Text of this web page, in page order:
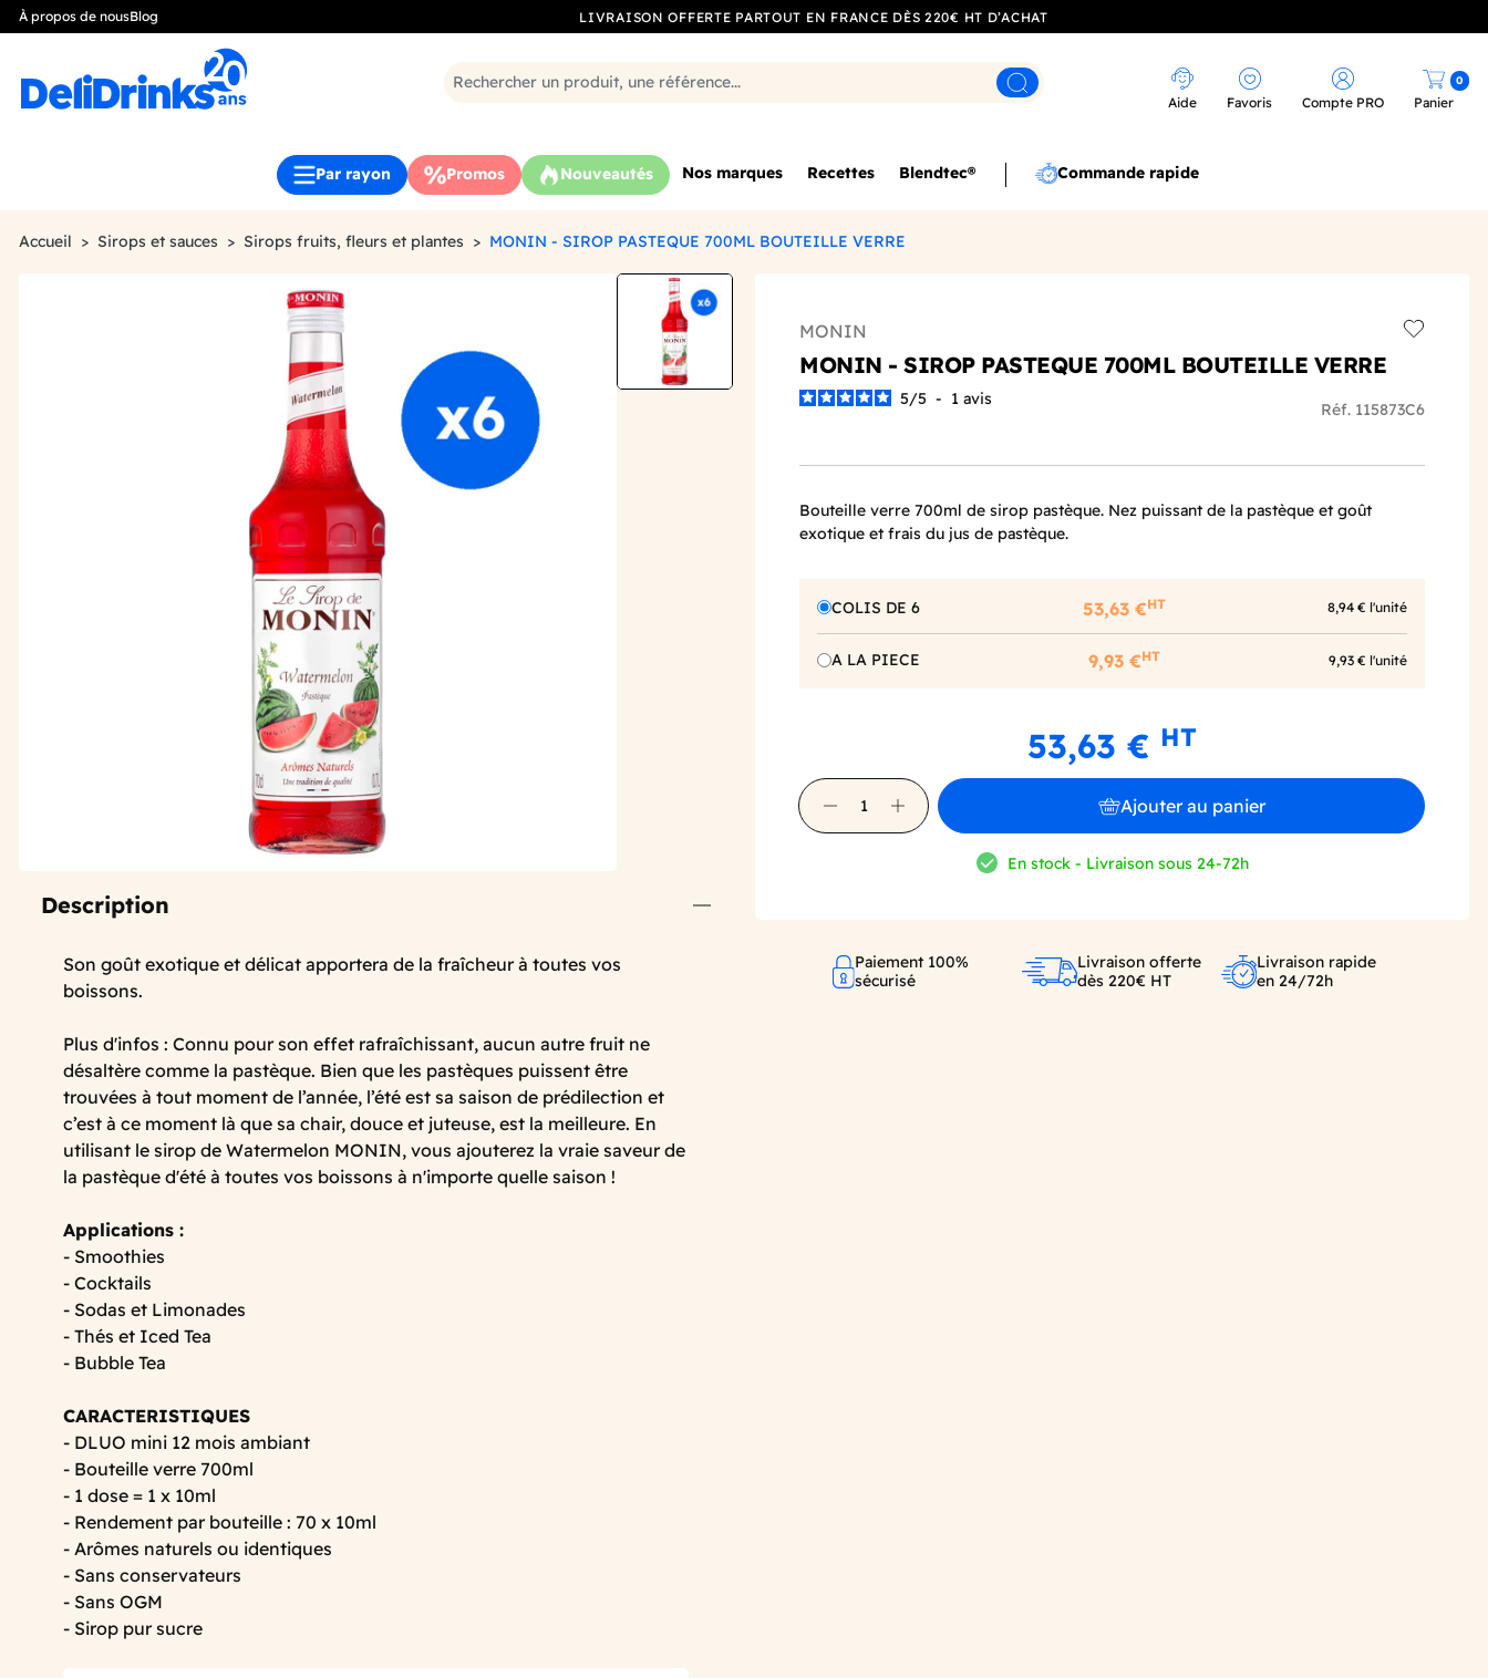
À propos de nousBlog LIVRAISON OFFERTE PARTOUT EN FRANCE DÈS 220€ HT D’ACHAT
Rechercher
Aide Favoris Compte PRO Panier
0
Par rayon Promos Nouveautés Nos marques Recettes Blendtec® Commande rapide
Accueil Sirops et sauces Sirops fruits, fleurs et plantes MONIN - SIROP PASTEQUE 700ML BOUTEILLE VERRE
Description
Son goût exotique et délicat apportera de la fraîcheur à toutes vos
boissons.
Plus d'infos : Connu pour son effet rafraîchissant, aucun autre fruit ne
désaltère comme la pastèque. Bien que les pastèques puissent être
trouvées à tout moment de l’année, l’été est sa saison de prédilection et
c’est à ce moment là que sa chair, douce et juteuse, est la meilleure. En
utilisant le sirop de Watermelon MONIN, vous ajouterez la vraie saveur de
la pastèque d'été à toutes vos boissons à n'importe quelle saison !
Applications :
- Smoothies
- Cocktails
- Sodas et Limonades
- Thés et Iced Tea
- Bubble Tea
CARACTERISTIQUES
- DLUO mini 12 mois ambiant
- Bouteille verre 700ml
- 1 dose = 1 x 10ml
- Rendement par bouteille : 70 x 10ml
- Arômes naturels ou identiques
- Sans conservateurs
- Sans OGM
- Sirop pur sucre
MONIN
MONIN - SIROP PASTEQUE 700ML BOUTEILLE VERRE
5/5 - 1 avis
Réf. 115873C6
Bouteille verre 700ml de sirop pastèque. Nez puissant de la pastèque et goût
exotique et frais du jus de pastèque.
COLIS DE 6 53,63 €HT 8,94 € l'unité
A LA PIECE 9,93 €HT 9,93 € l'unité
53,63 € HT
Ajouter au panier
En stock - Livraison sous 24-72h
Paiement 100%
sécurisé
Livraison offerte
dès 220€ HT
Livraison rapide
en 24/72h